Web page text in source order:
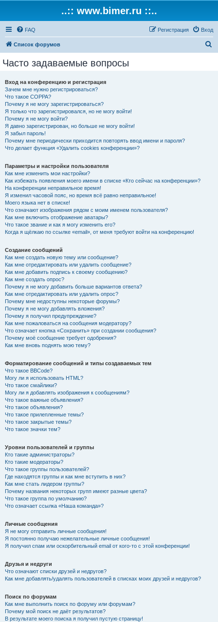
..:: www.bimer.ru ::..
FAQ Вход
Регистрация
Список форумов
Часто задаваемые вопросы
Вход на конференцию и регистрация
Зачем мне нужно регистрироваться?
Что такое COPPA?
Почему я не могу зарегистрироваться?
Я только что зарегистрировался, но не могу войти!
Почему я не могу войти?
Я давно зарегистрирован, но больше не могу войти!
Я забыл пароль!
Почему мне периодически приходится повторять ввод имени и пароля?
Что делает функция «Удалить cookies конференции»?
Параметры и настройки пользователя
Как мне изменить мои настройки?
Как избежать появления моего имени в списке «Кто сейчас на конференции»?
На конференции неправильное время!
Я изменил часовой пояс, но время всё равно неправильное!
Моего языка нет в списке!
Что означают изображения рядом с моим именем пользователя?
Как мне включить отображение аватары?
Что такое звание и как я могу изменить его?
Когда я щёлкаю по ссылке «email», от меня требуют войти на конференцию!
Создание сообщений
Как мне создать новую тему или сообщение?
Как мне отредактировать или удалить сообщение?
Как мне добавить подпись к своему сообщению?
Как мне создать опрос?
Почему я не могу добавить больше вариантов ответа?
Как мне отредактировать или удалить опрос?
Почему мне недоступны некоторые форумы?
Почему я не могу добавлять вложения?
Почему я получил предупреждение?
Как мне пожаловаться на сообщения модератору?
Что означает кнопка «Сохранить» при создании сообщения?
Почему моё сообщение требует одобрения?
Как мне вновь поднять мою тему?
Форматирование сообщений и типы создаваемых тем
Что такое BBCode?
Могу ли я использовать HTML?
Что такое смайлики?
Могу ли я добавлять изображения к сообщениям?
Что такое важные объявления?
Что такое объявления?
Что такое прилепленные темы?
Что такое закрытые темы?
Что такое значки тем?
Уровни пользователей и группы
Кто такие администраторы?
Кто такие модераторы?
Что такое группы пользователей?
Где находятся группы и как мне вступить в них?
Как мне стать лидером группы?
Почему названия некоторых групп имеют разные цвета?
Что такое группа по умолчанию?
Что означает ссылка «Наша команда»?
Личные сообщения
Я не могу отправить личные сообщения!
Я постоянно получаю нежелательные личные сообщения!
Я получил спам или оскорбительный email от кого-то с этой конференции!
Друзья и недруги
Что означают списки друзей и недругов?
Как мне добавлять/удалять пользователей в списках моих друзей и недругов?
Поиск по форумам
Как мне выполнить поиск по форуму или форумам?
Почему мой поиск не даёт результатов?
В результате моего поиска я получил пустую страницу!